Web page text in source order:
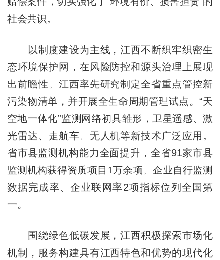
社会共识。
以制度建设为主线，江西不断织牢织密生
态环境保护网，在风险防控和源头治理上展现
出前瞻性。江西率先研究制定全省重点管控新
污染物清单，并开展全生命周期管理试点。“天
空地一体化”监测网络初具雏形，卫星遥感、激
光雷达、走航车、无人机等新技术广泛应用。
省市县监测机构能力全面提升，全省91家市县
监测机构获得资质项目1万余项。企业自行监测
数据完成率、企业联网率2项指标位列全国第
一。
围绕绿色低碳发展，江西积极探索市场化
机制，服务构建具有江西特色和优势的现代化